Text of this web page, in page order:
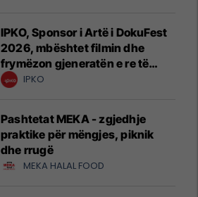
IPKO, Sponsor i Artë i DokuFest
2026, mbështet filmin dhe
frymëzon gjeneratën e re të
krijuesve
IPKO
Pashtetat MEKA - zgjedhje
praktike për mëngjes, piknik
dhe rrugë
MEKA HALAL FOOD